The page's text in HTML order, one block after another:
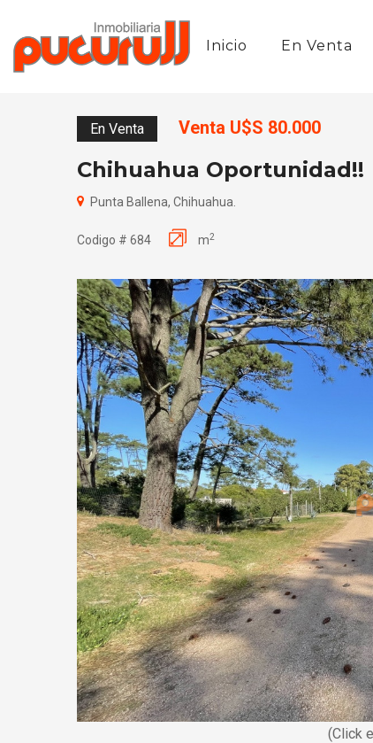
Inicio En Venta
En Venta Venta U$S 80.000
Chihuahua Oportunidad!!
Punta Ballena, Chihuahua.
Codigo # 684 m2
(Click